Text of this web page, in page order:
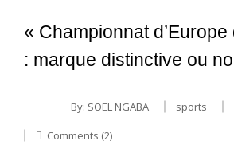
« Championnat
: marque distinctive ou
By: SOEL NGABA sports
Comments (2)